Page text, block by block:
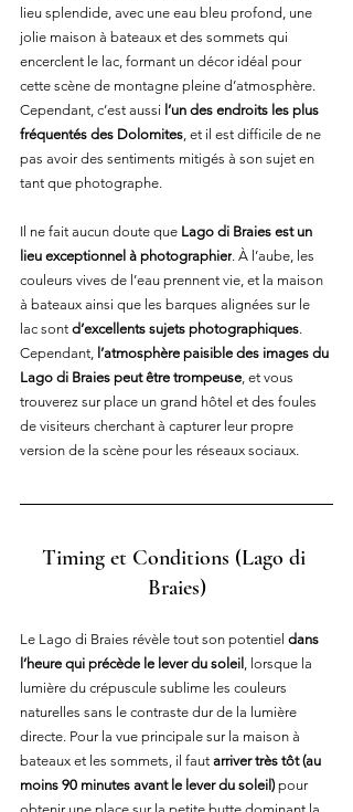
lieu splendide, avec une eau bleu profond, une
jolie maison à bateaux et des sommets qui
encerclent le lac, formant un décor idéal pour
cette scène de montagne pleine d’atmosphère.
Cependant, c’est aussi l’un des endroits les plus
fréquentés des Dolomites, et il est difficile de ne
pas avoir des sentiments mitigés à son sujet en
tant que photographe.
Il ne fait aucun doute que Lago di Braies est un
lieu exceptionnel à photographier. À l’aube, les
couleurs vives de l’eau prennent vie, et la maison
à bateaux ainsi que les barques alignées sur le
lac sont d’excellents sujets photographiques.
Cependant, l’atmosphère paisible des images du
Lago di Braies peut être trompeuse, et vous
trouverez sur place un grand hôtel et des foules
de visiteurs cherchant à capturer leur propre
version de la scène pour les réseaux sociaux.
Timing et Conditions (Lago di
Braies)
Le Lago di Braies révèle tout son potentiel dans
l’heure qui précède le lever du soleil , lorsque la
lumière du crépuscule sublime les couleurs
naturelles sans le contraste dur de la lumière
directe. Pour la vue principale sur la maison à
bateaux et les sommets, il faut arriver très tôt (au
moins 90 minutes avant le lever du soleil) pour